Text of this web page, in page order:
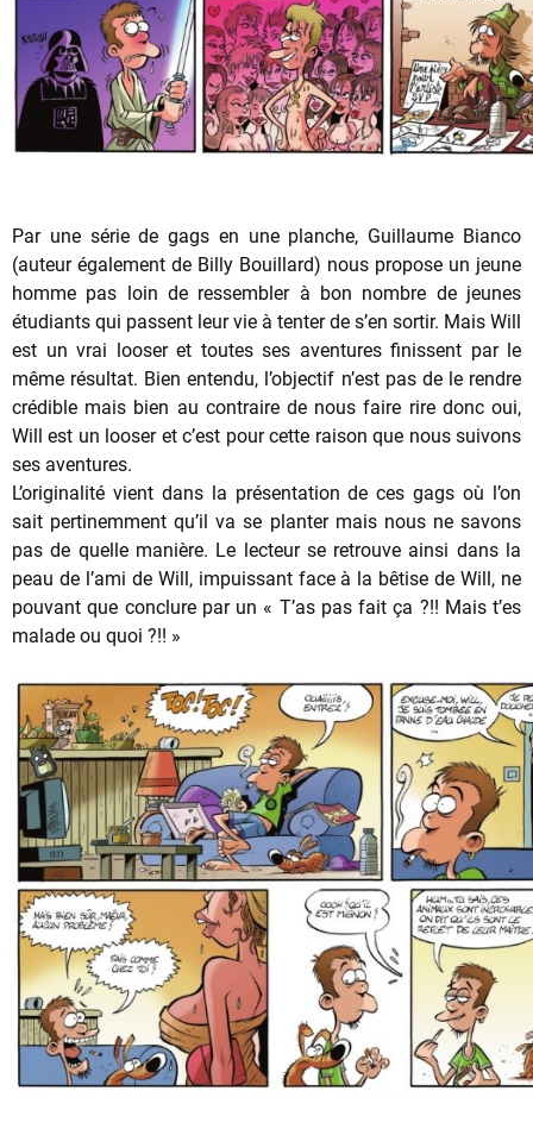
Par une série de gags en une planche, Guillaume Bianco
(auteur également de Billy Bouillard) nous propose un jeune
homme pas loin de ressembler à bon nombre de jeunes
étudiants qui passent leur vie à tenter de s’en sortir. Mais Will
est un vrai looser et toutes ses aventures finissent par le
même résultat. Bien entendu, l’objectif n’est pas de le rendre
crédible mais bien au contraire de nous faire rire donc oui,
Will est un looser et c’est pour cette raison que nous suivons
ses aventures.
L’originalité vient dans la présentation de ces gags où l’on
sait pertinemment qu’il va se planter mais nous ne savons
pas de quelle manière. Le lecteur se retrouve ainsi dans la
peau de l’ami de Will, impuissant face à la bêtise de Will, ne
pouvant que conclure par un « T’as pas fait ça ?!! Mais t’es
malade ou quoi ?!! »